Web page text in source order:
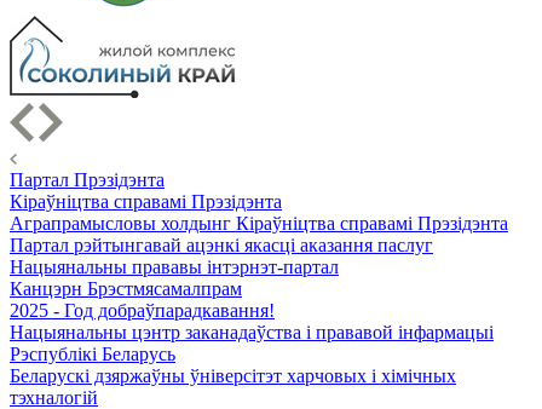
Партал Прэзідэнта
Кіраўніцтва справамі Прэзідэнта
Аграпрамысловы холдынг Кіраўніцтва справамі Прэзідэнта
Партал рэйтынгавай ацэнкі якасці аказання паслуг
Нацыянальны прававы інтэрнэт-партал
Канцэрн Брэстмясамалпрам
2025 - Год добраўпарадкавання!
Нацыянальны цэнтр заканадаўства і прававой інфармацыі
Рэспублікі Беларусь
Беларускі дзяржаўны ўніверсітэт харчовых і хімічных
тэхналогій